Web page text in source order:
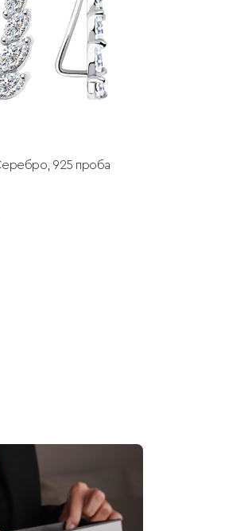
925 проба